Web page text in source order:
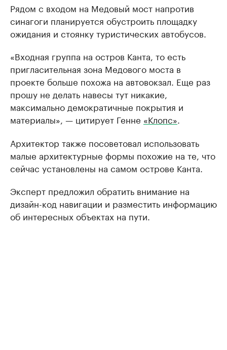
Рядом с входом на Медовый мост напротив
синагоги планируется обустроить площадку
ожидания и стоянку туристических автобусов.
«Входная группа на остров Канта, то есть
пригласительная зона Медового моста в
проекте больше похожа на автовокзал. Еще раз
прошу не делать навесы тут никакие,
максимально демократичные покрытия и
материалы», — цитирует Генне «Клопс»
Архитектор также посоветовал использовать
малые архитектурные формы похожие на те, что
сейчас установлены на самом острове Канта.
Эксперт предложил обратить внимание на
дизайн-код навигации и разместить информацию
об интересных объектах на пути.